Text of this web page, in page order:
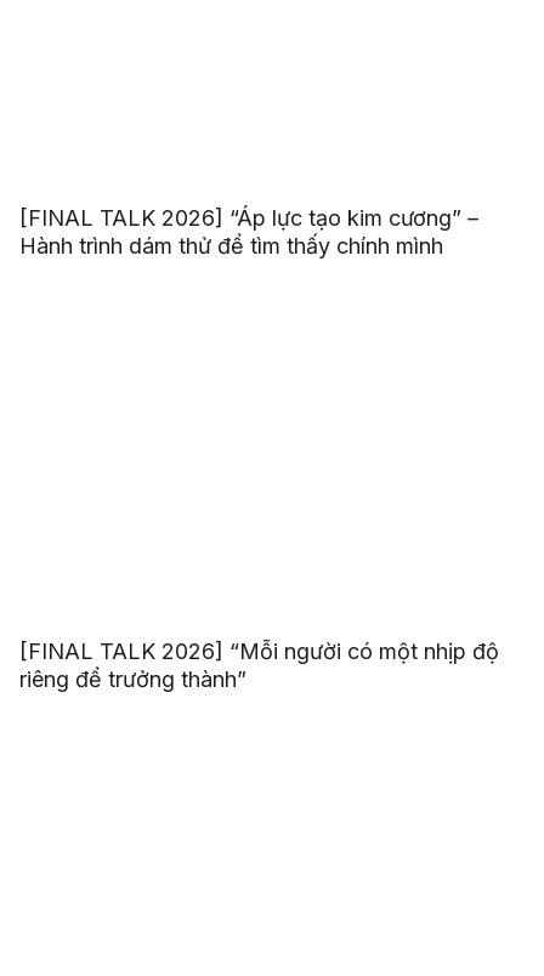
[FINAL TALK 2026] “Áp lực tạo kim cương” –
Hành trình dám thử để tìm thấy chính mình
[FINAL TALK 2026] “Mỗi người có một nhịp độ
riêng để trưởng thành”